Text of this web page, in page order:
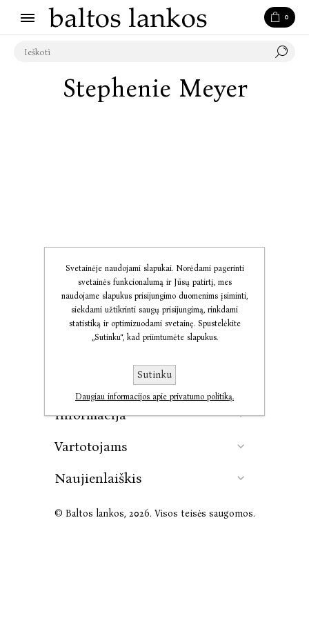
0
Stephenie Meyer
Informacija
Vartotojams
Naujienlaiškis
© Baltos lankos, 2026. Visos teisės saugomos.
Svetainėje naudojami slapukai. Norėdami pagerinti
svetainės funkcionalumą ir Jūsų patirtį, mes
naudojame slapukus prisijungimo duomenims įsiminti,
siekdami užtikrinti saugų prisijungimą, rinkdami
statistiką ir optimizuodami svetainę. Spustelėkite
„Sutinku“, kad priimtumėte slapukus.
Sutinku
Daugiau informacijos apie privatumo politiką.